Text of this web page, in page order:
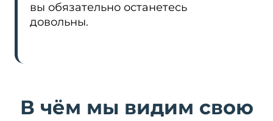
вы обязательно останетесь
довольны.
В чём мы видим свою